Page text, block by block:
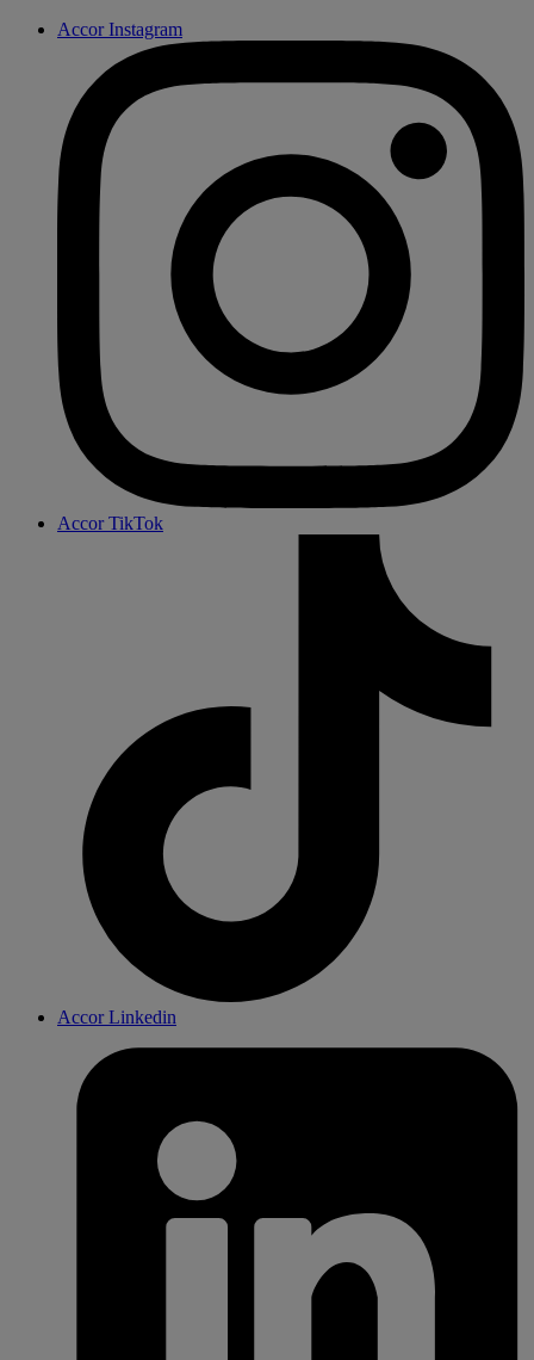
Accor Instagram
Accor TikTok
Accor Linkedin